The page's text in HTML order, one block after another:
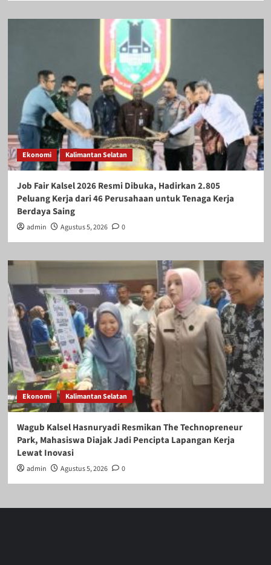
Ekonomi Kalimantan Selatan
Job Fair Kalsel 2026 Resmi Dibuka, Hadirkan 2.805
Peluang Kerja dari 46 Perusahaan untuk Tenaga Kerja
Berdaya Saing
admin Agustus 5, 2026 0
Ekonomi Kalimantan Selatan
Wagub Kalsel Hasnuryadi Resmikan The Technopreneur
Park, Mahasiswa Diajak Jadi Pencipta Lapangan Kerja
Lewat Inovasi
admin Agustus 5, 2026 0